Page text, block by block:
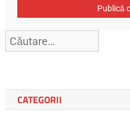
Caută
după:
CATEGORII